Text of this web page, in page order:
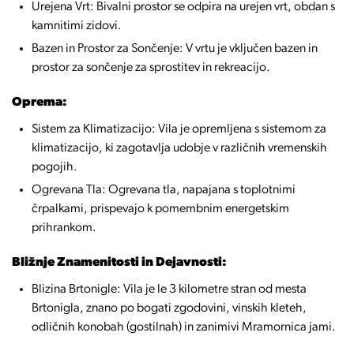
Urejena Vrt: Bivalni prostor se odpira na urejen vrt, obdan s
kamnitimi zidovi.
Bazen in Prostor za Sončenje: V vrtu je vključen bazen in
prostor za sončenje za sprostitev in rekreacijo.
Oprema:
Sistem za Klimatizacijo: Vila je opremljena s sistemom za
klimatizacijo, ki zagotavlja udobje v različnih vremenskih
pogojih.
Ogrevana Tla: Ogrevana tla, napajana s toplotnimi
črpalkami, prispevajo k pomembnim energetskim
prihrankom.
Bližnje Znamenitosti in Dejavnosti:
Blizina Brtonigle: Vila je le 3 kilometre stran od mesta
Brtonigla, znano po bogati zgodovini, vinskih kleteh,
odličnih konobah (gostilnah) in zanimivi Mramornica jami.